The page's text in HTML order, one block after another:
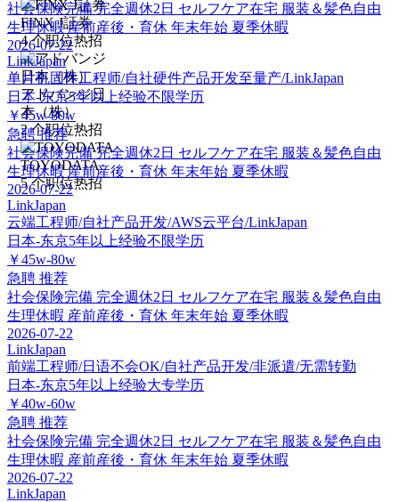
FINX J証券
4个职位热招
アドバンジ日
本（株）
2个职位热招
TOYODATA
5个职位热招
社会保険完備 完全週休2日 セルフケア在宅 服装＆髪色自由
生理休暇 産前産後・育休 年末年始 夏季休暇
2026-07-22
LinkJapan
单片机固件工程师/自社硬件产品开发至量产/LinkJapan
日本-东京5年以上经验不限学历
￥45w-80w
急聘 推荐
社会保険完備 完全週休2日 セルフケア在宅 服装＆髪色自由
生理休暇 産前産後・育休 年末年始 夏季休暇
2026-07-22
LinkJapan
云端工程师/自社产品开发/AWS云平台/LinkJapan
日本-东京5年以上经验不限学历
￥45w-80w
急聘 推荐
社会保険完備 完全週休2日 セルフケア在宅 服装＆髪色自由
生理休暇 産前産後・育休 年末年始 夏季休暇
2026-07-22
LinkJapan
前端工程师/日语不会OK/自社产品开发/非派遣/无需转勤
日本-东京5年以上经验大专学历
￥40w-60w
急聘 推荐
社会保険完備 完全週休2日 セルフケア在宅 服装＆髪色自由
生理休暇 産前産後・育休 年末年始 夏季休暇
2026-07-22
LinkJapan